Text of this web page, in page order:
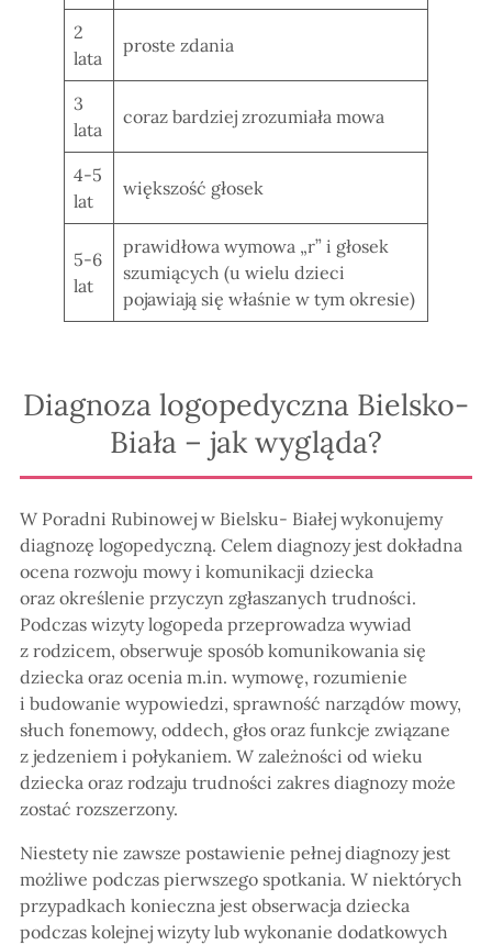
2
lata
proste zdania
3
lata
coraz bardziej zrozumiała mowa
4-5
lat
większość głosek
5-6
lat
prawidłowa wymowa „r” i głosek
szumiących (u wielu dzieci
pojawiają się właśnie w tym okresie)
Diagnoza logopedyczna Bielsko-
Biała – jak wygląda?
W Poradni Rubinowej w Bielsku- Białej wykonujemy
diagnozę logopedyczną. Celem diagnozy jest dokładna
ocena rozwoju mowy i komunikacji dziecka
oraz określenie przyczyn zgłaszanych trudności.
Podczas wizyty logopeda przeprowadza wywiad
z rodzicem, obserwuje sposób komunikowania się
dziecka oraz ocenia m.in. wymowę, rozumienie
i budowanie wypowiedzi, sprawność narządów mowy,
słuch fonemowy, oddech, głos oraz funkcje związane
z jedzeniem i połykaniem. W zależności od wieku
dziecka oraz rodzaju trudności zakres diagnozy może
zostać rozszerzony.
Niestety nie zawsze postawienie pełnej diagnozy jest
możliwe podczas pierwszego spotkania. W niektórych
przypadkach konieczna jest obserwacja dziecka
podczas kolejnej wizyty lub wykonanie dodatkowych